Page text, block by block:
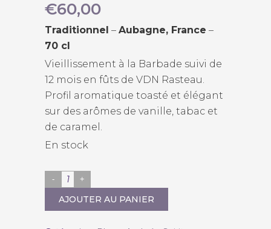
€60,00
Traditionnel – Aubagne, France –
70 cl
Vieillissement à la Barbade suivi de
12 mois en fûts de VDN Rasteau.
Profil aromatique toasté et élégant
sur des arômes de vanille, tabac et
de caramel.
En stock
Ferroni
"Brut
de
AJOUTER AU PANIER